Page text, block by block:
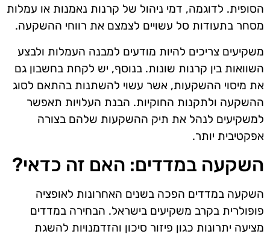
הסופית. לדוגמה, דמי ניהול של קרנות נאמנות או עמלות
מסחר בתעודות סל עשויים לצמצם את רווחי ההשקעה.
משקיעים צריכים להיות מודעים למבנה העמלות ולבצע
השוואות בין קרנות שונות. בנוסף, יש לקחת בחשבון גם
את מיסוי ההשקעות, אשר עשוי להשתנות בהתאם לסוג
ההשקעה ולתקנות החוקיות. הבנת העלויות תאפשר
למשקיעים לנהל את תיק ההשקעות שלהם בצורה
אפקטיבית יותר.
השקעה במדדים: האם זה כדאי?
השקעה במדדים הפכה בשנים האחרונות לאופציה
פופולרית בקרב משקיעים בישראל. הבחירה במדדים
מציעה יתרונות כגון פיזור סיכון והזדמנויות להשגת